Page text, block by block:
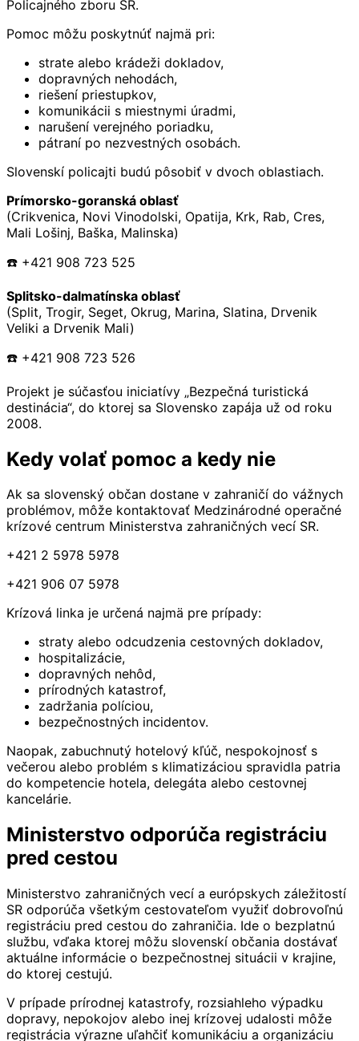
Policajného zboru SR.
Pomoc môžu poskytnúť najmä pri:
strate alebo krádeži dokladov,
dopravných nehodách,
riešení priestupkov,
komunikácii s miestnymi úradmi,
narušení verejného poriadku,
pátraní po nezvestných osobách.
Slovenskí policajti budú pôsobiť v dvoch oblastiach.
Prímorsko-goranská oblasť
(Crikvenica, Novi Vinodolski, Opatija, Krk, Rab, Cres,
Mali Lošinj, Baška, Malinska)
☎️ +421 908 723 525
Splitsko-dalmatínska oblasť
(Split, Trogir, Seget, Okrug, Marina, Slatina, Drvenik
Veliki a Drvenik Mali)
☎️ +421 908 723 526
Projekt je súčasťou iniciatívy „Bezpečná turistická
destinácia“, do ktorej sa Slovensko zapája už od roku
2008.
Kedy volať pomoc a kedy nie
Ak sa slovenský občan dostane v zahraničí do vážnych
problémov, môže kontaktovať Medzinárodné operačné
krízové centrum Ministerstva zahraničných vecí SR.
+421 2 5978 5978
+421 906 07 5978
Krízová linka je určená najmä pre prípady:
straty alebo odcudzenia cestovných dokladov,
hospitalizácie,
dopravných nehôd,
prírodných katastrof,
zadržania políciou,
bezpečnostných incidentov.
Naopak, zabuchnutý hotelový kľúč, nespokojnosť s
večerou alebo problém s klimatizáciou spravidla patria
do kompetencie hotela, delegáta alebo cestovnej
kancelárie.
Ministerstvo odporúča registráciu
pred cestou
Ministerstvo zahraničných vecí a európskych záležitostí
SR odporúča všetkým cestovateľom využiť dobrovoľnú
registráciu pred cestou do zahraničia. Ide o bezplatnú
službu, vďaka ktorej môžu slovenskí občania dostávať
aktuálne informácie o bezpečnostnej situácii v krajine,
do ktorej cestujú.
V prípade prírodnej katastrofy, rozsiahleho výpadku
dopravy, nepokojov alebo inej krízovej udalosti môže
registrácia výrazne uľahčiť komunikáciu a organizáciu